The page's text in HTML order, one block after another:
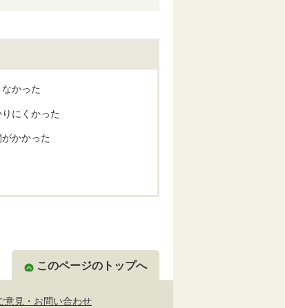
なかった
にくかった
かかった
このページのトップへ
意見・お問い合わせ